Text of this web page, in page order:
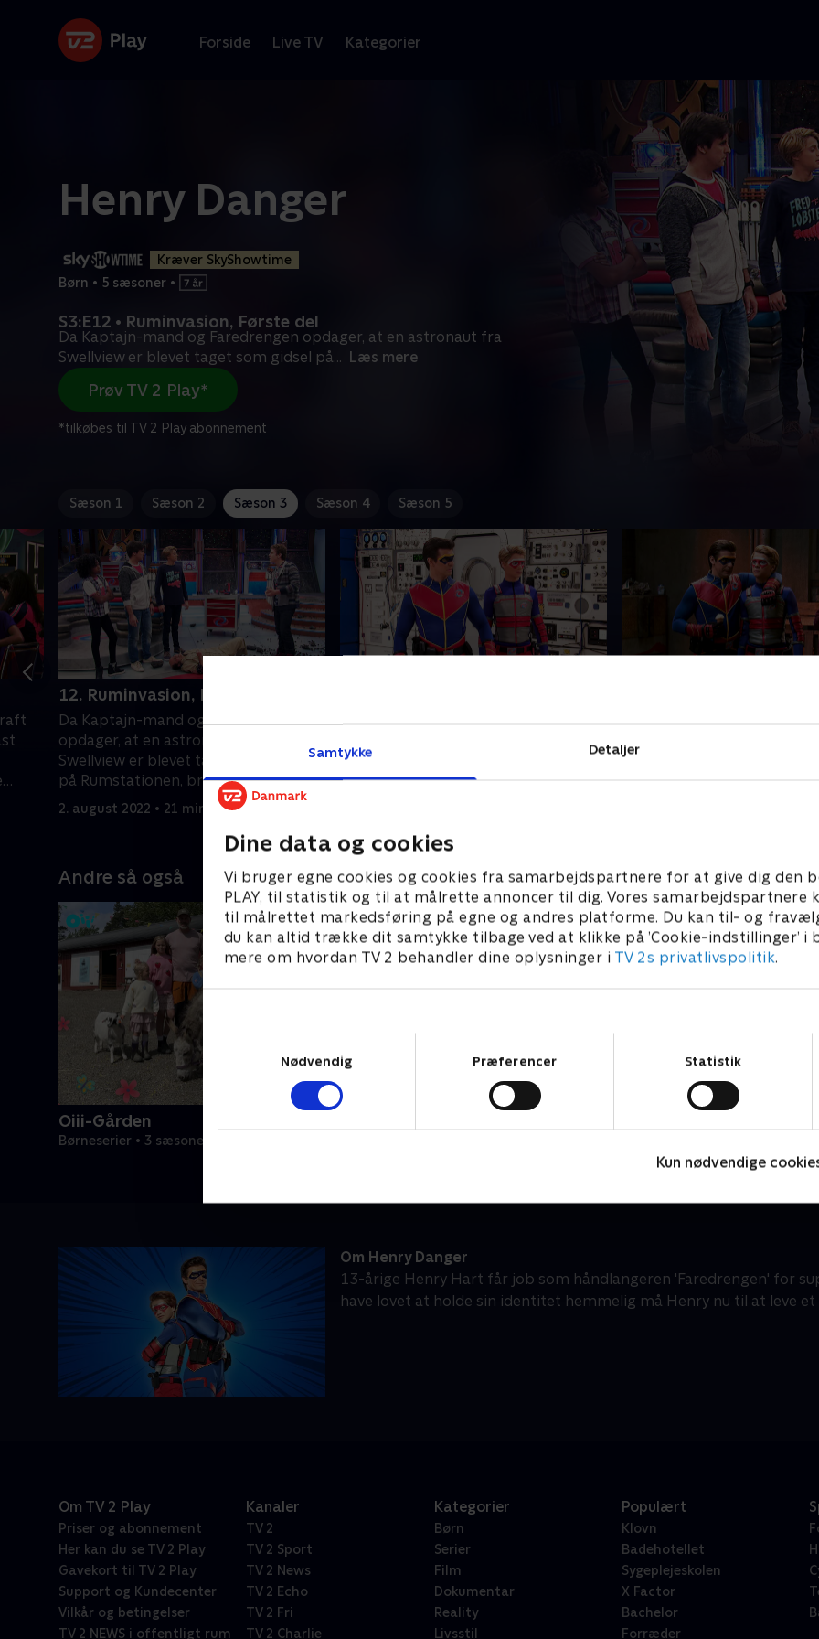
Samtykke Detaljer
Dine data og cookies
Vi bruger egne cookies og cookies fra samarbejdspartnere for at give dig den
PLAY, til statistik og til at målrette annoncer til dig. Vores samarbejdspartnere
til målrettet markedsføring på egne og andres platforme. Du kan til- og
du kan altid trække dit samtykke tilbage ved at klikke på ’Cookie-indstillinger’ i
mere om hvordan TV 2 behandler dine oplysninger i TV 2s privatlivspolitik.
Nødvendig
Præferencer Statistik
Kun nødvendige
Forside Live TV Kategorier
Henry Danger
Kræver SkyShowtime
Børn • 5 sæsoner •
S3:E12 • Ruminvasion, Første del
Da Kaptajn-mand og Faredrengen opdager, at en astronaut fra
Swellview er blevet taget som gidsel på... Læs mere
Prøv TV 2 Play*
*tilkøbes til TV 2 Play abonnement
Sæson 1 Sæson 2 Sæson 3 Sæson 4 Sæson 5
12. Ruminvasion, Første del
Da Kaptajn-mand og Faredrengen
opdager, at en astronaut fra
Swellview er blevet taget som gidsel
på Rumstationen, bruger de Schwoz'
Kærlighedsskibsom rampe.
2. august 2022 • 21 min
Ombord på Rumstationen opdager
Kaptajn-mand og Faredrengen, at en
lille pige står bag kidnapningen af
astronauterne.
kommer til byen og vælger
over Henry, opdager Henry
Andre så også
Oiii-Gården
Børneserier • 3 sæsoner
Om Henry Danger
13-årige Henry Hart får job som håndlangeren 'Faredrengen' for
have lovet at holde sin identitet hemmelig må Henry nu til at leve
Om TV 2 Play
Priser og abonnement
Her kan du se TV 2 Play
Gavekort til TV 2 Play
Support og Kundecenter
Vilkår og betingelser
TV 2 NEWS i offentligt rum
Kanaler
TV 2
TV 2 Sport
TV 2 News
TV 2 Echo
TV 2 Fri
TV 2 Charlie
Kategorier
Børn
Serier
Film
Dokumentar
Reality
Livsstil
Populært
Klovn
Badehotellet
Sygeplejeskolen
X Factor
Bachelor
Forræder